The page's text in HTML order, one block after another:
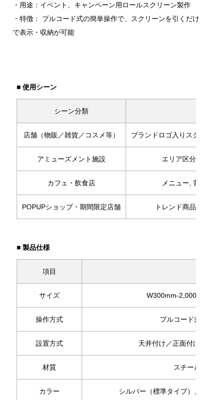
・用途：イベント、キャンペーン用ロールスクリーン製作
・特徴： プルコード式の簡単操作で、スクリーンを引くだけ
で表示・収納が可能
■ 使用シーン
シーン分類
店舗（物販／雑貨／コスメ等） ブランドロゴ入りスクリー
アミューズメント施設 エリア区分幕, イ
カフェ・飲食店 メニュー, 背景演
POPUPショップ・期間限定店舗 トレンド商品訴求,
■ 製品仕様
項目
サイズ W300mm-2,000mm
操作方式 プルコード式（手
設置方式 天井付け／正面付け 両対
材質 スチール黒塗
カラー シルバー（標準タイプ）、ブラ